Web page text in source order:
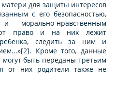
для защиты интересов
с его безопасностью,
морально-нравственным
право и на них лежит
следить за ним и
Кроме того, данные
быть переданы третьим
от них родители также не